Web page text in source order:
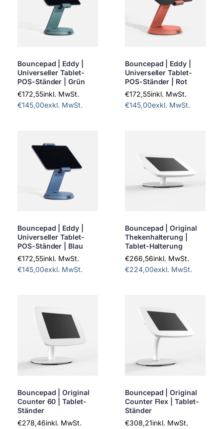
Bouncepad | Eddy |
Universeller Tablet-
POS-Ständer | Grün
€172,55inkl. MwSt.
€145,00exkl. MwSt.
Bouncepad | Eddy |
Universeller Tablet-
POS-Ständer | Rot
€172,55inkl. MwSt.
€145,00exkl. MwSt.
Bouncepad | Eddy |
Universeller Tablet-
POS-Ständer | Blau
€172,55inkl. MwSt.
€145,00exkl. MwSt.
Bouncepad | Original
Thekenhalterung |
Tablet-Halterung
€266,56inkl. MwSt.
€224,00exkl. MwSt.
Bouncepad | Original
Counter 60 | Tablet-
Ständer
€278,46inkl. MwSt.
Bouncepad | Original
Counter Flex | Tablet-
Ständer
€308,21inkl. MwSt.